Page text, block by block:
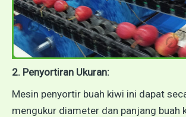
2. Penyortiran Ukuran:
Mesin penyortir buah kiwi ini dapat
mengukur diameter dan panjang buah